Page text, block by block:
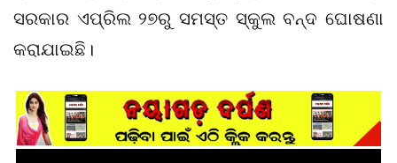
ସରକାର ଏପ୍ରିଲ ୨୭ରୁ ସମସ୍ତ ସ୍କୁଲ ବନ୍ଦ ଘୋଷଣା
କରାଯାଇଛି।